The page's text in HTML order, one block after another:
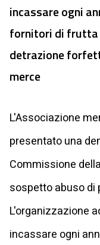
incassare ogni
fornitori di frutta
detrazione
merce
L'Associazione
presentato una
Commissione
sospetto abuso di
L'organizzazione
incassare ogni